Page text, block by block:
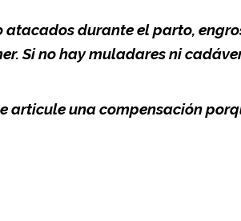
atacados durante el parto,
Si no hay muladares ni
articule una compensación